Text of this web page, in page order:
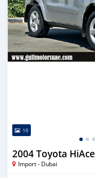
10
2004 Toyota HiAce
Import - Dubai